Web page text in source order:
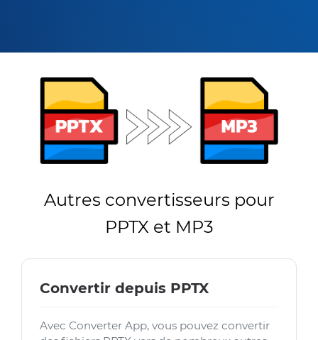
Autres convertisseurs pour
PPTX et MP3
Convertir depuis PPTX
Avec Converter App, vous pouvez convertir